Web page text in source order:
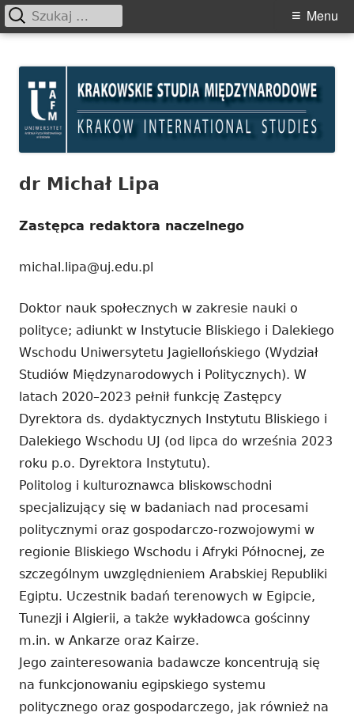
content
Międzynarodowe
Primary
Menu
Szukaj:
dr Michał Lipa
Zastępca redaktora naczelnego
michal.lipa@uj.edu.pl
Doktor nauk społecznych w zakresie nauki o
polityce; adiunkt w Instytucie Bliskiego i Dalekiego
Wschodu Uniwersytetu Jagiellońskiego (Wydział
Studiów Międzynarodowych i Politycznych). W
latach 2020–2023 pełnił funkcję Zastępcy
Dyrektora ds. dydaktycznych Instytutu Bliskiego i
Dalekiego Wschodu UJ (od lipca do września 2023
roku p.o. Dyrektora Instytutu).
Politolog i kulturoznawca bliskowschodni
specjalizujący się w badaniach nad procesami
politycznymi oraz gospodarczo-rozwojowymi w
regionie Bliskiego Wschodu i Afryki Północnej, ze
szczególnym uwzględnieniem Arabskiej Republiki
Egiptu. Uczestnik badań terenowych w Egipcie,
Tunezji i Algierii, a także wykładowca gościnny
m.in. w Ankarze oraz Kairze.
Jego zainteresowania badawcze koncentrują się
na funkcjonowaniu egipskiego systemu
politycznego oraz gospodarczego, jak również na